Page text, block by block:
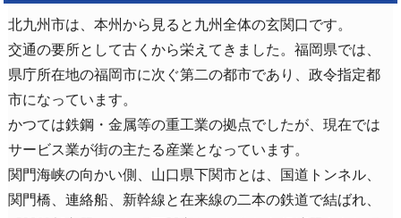
北九州市は、本州から見ると九州全体の玄関口です。
交通の要所として古くから栄えてきました。福岡県では、
県庁所在地の福岡市に次ぐ第二の都市であり、政令指定都
市になっています。
かつては鉄鋼・金属等の重工業の拠点でしたが、現在では
サービス業が街の主たる産業となっています。
関門海峡の向かい側、山口県下関市とは、国道トンネル、
関門橋、連絡船、新幹線と在来線の二本の鉄道で結ばれ、